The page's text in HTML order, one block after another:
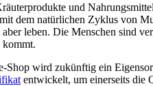
und
dem natürlichen Zyklus von
leben. Die Menschen sind
kommt.
wird zukünftig ein
entwickelt, um einerseits die